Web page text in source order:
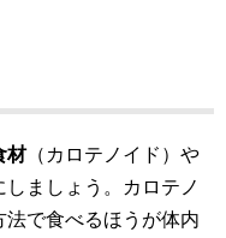
材（カロテノイド）や
ましょう。カロテノ
で食べるほうが体内